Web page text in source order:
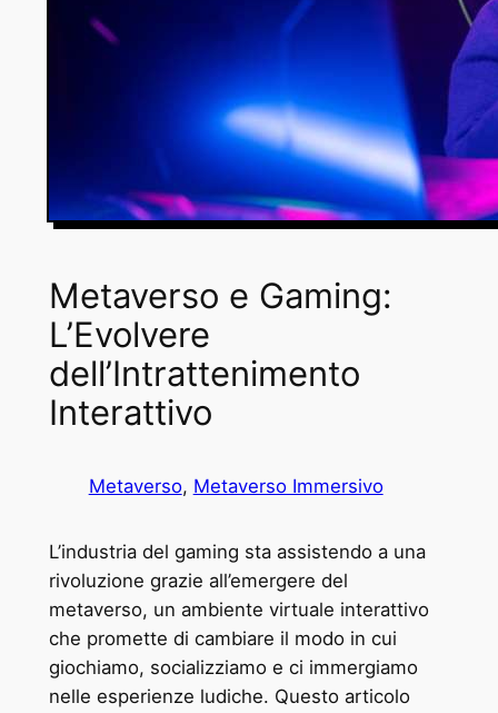
Metaverso e Gaming:
L’Evolvere
dell’Intrattenimento
Interattivo
Metaverso, Metaverso Immersivo
L’industria del gaming sta assistendo a una
rivoluzione grazie all’emergere del
metaverso, un ambiente virtuale interattivo
che promette di cambiare il modo in cui
giochiamo, socializziamo e ci immergiamo
nelle esperienze ludiche. Questo articolo